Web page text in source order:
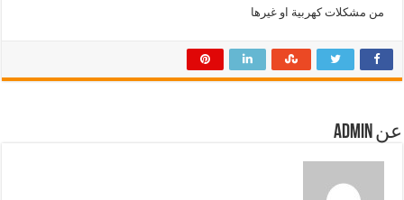
من مشكلات كهربية او غيرها
عن admin